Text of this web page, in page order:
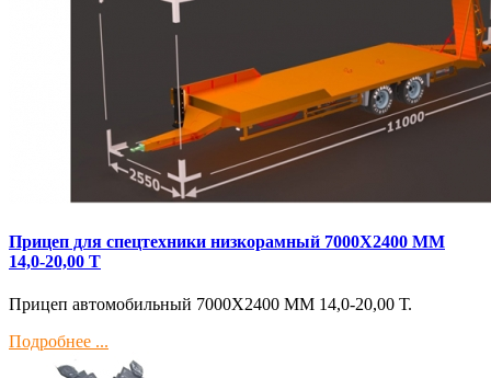
Прицеп для спецтехники низкорамный 7000Х2400 ММ
14,0-20,00 Т
Прицеп автомобильный 7000Х2400 ММ 14,0-20,00 Т.
Подробнее ...